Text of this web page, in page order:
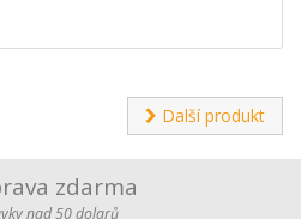
Další produkt
zdarma
nad 50 dolarů